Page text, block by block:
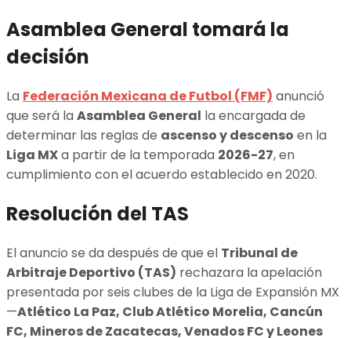
Asamblea General tomará la
decisión
La Federación Mexicana de Futbol (FMF) anunció
que será laAsamblea General la encargada de
determinar las reglas de ascenso y descenso en la
Liga MXa partir de la temporada 2026-27, en
cumplimiento con el acuerdo establecido en 2020.
Resolución del TAS
El anuncio se da después de que el Tribunal de
Arbitraje Deportivo (TAS) rechazara la apelación
presentada por seis clubes de la Liga de Expansión MX
—Atlético La Paz, Club Atlético Morelia, Cancún
FC, Mineros de Zacatecas, Venados FC y Leones